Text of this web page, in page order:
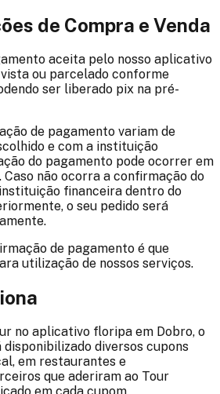
de Compra e Venda
aceita pelo nosso aplicativo
ou parcelado conforme
ser liberado pix na pré-
de pagamento variam de
e com a instituição
do pagamento pode ocorrer em
não ocorra a confirmação do
financeira dentro do
o seu pedido será
de pagamento é que
utilização de nossos serviços.
no aplicativo floripa em Dobro, o
disponibilizado diversos cupons
em restaurantes e
que aderiram ao Tour